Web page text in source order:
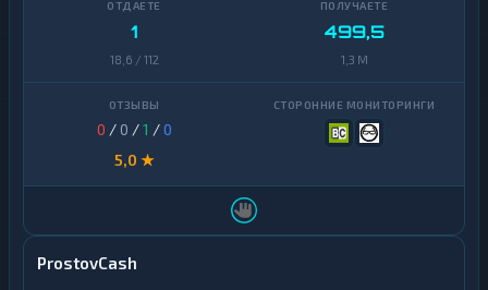
1
18,6 / 112
499,5
1,3 M
0 / 0 /1 /0
5,0 ★
ProstovCash